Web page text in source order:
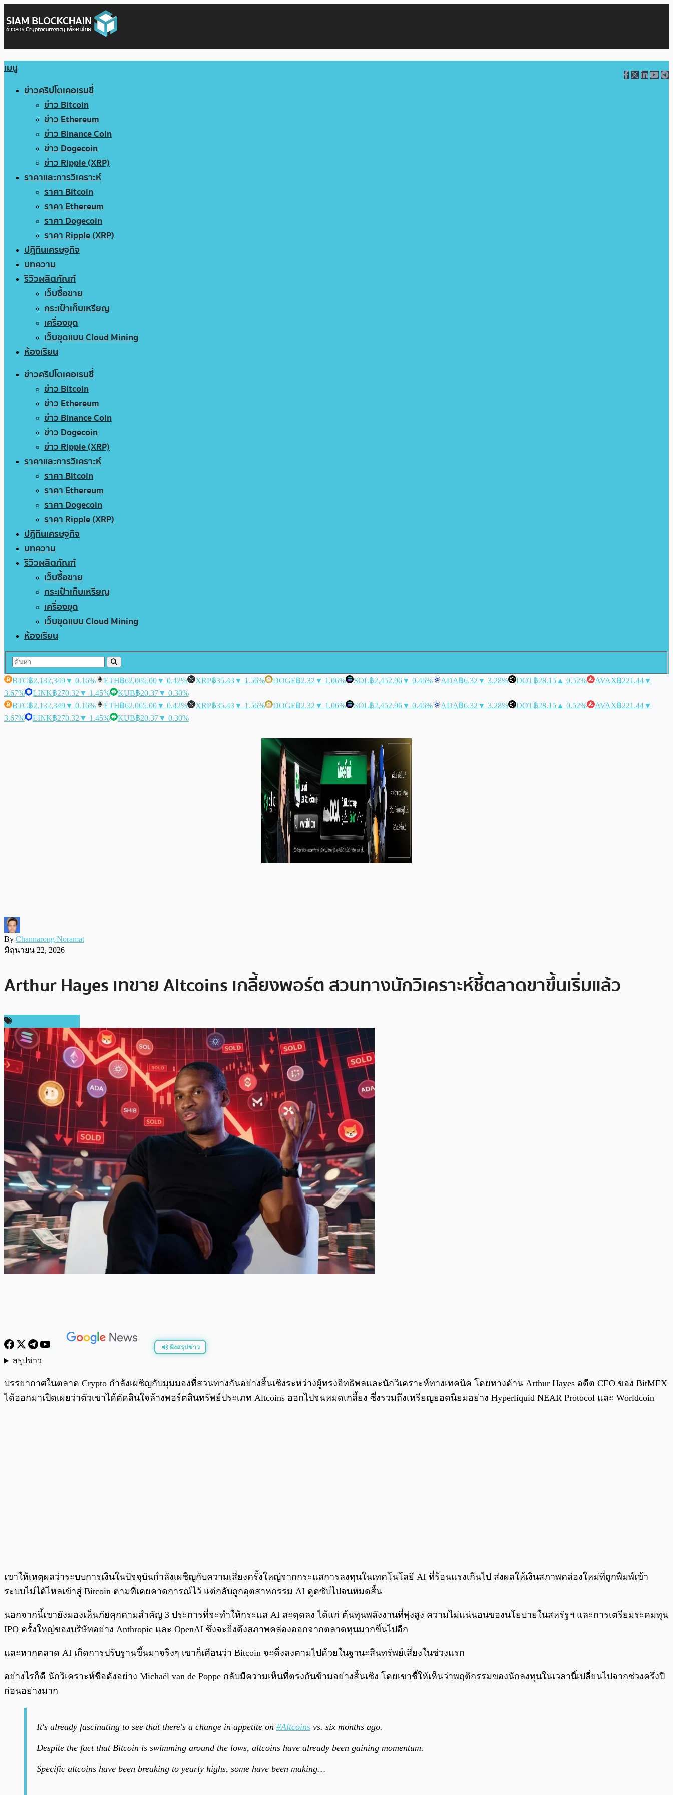
เมนู
ข่าวคริปโตเคอเรนซี่
ข่าว Bitcoin
ข่าว Ethereum
ข่าว Binance Coin
ข่าว Dogecoin
ข่าว Ripple (XRP)
ราคาและการวิเคราะห์
ราคา Bitcoin
ราคา Ethereum
ราคา Dogecoin
ราคา Ripple (XRP)
ปฏิทินเศรษฐกิจ
บทความ
รีวิวผลิตภัณฑ์
เว็บซื้อขาย
กระเป๋าเก็บเหรียญ
เครื่องขุด
เว็บขุดแบบ Cloud Mining
ห้องเรียน
ข่าวคริปโตเคอเรนซี่
ข่าว Bitcoin
ข่าว Ethereum
ข่าว Binance Coin
ข่าว Dogecoin
ข่าว Ripple (XRP)
ราคาและการวิเคราะห์
ราคา Bitcoin
ราคา Ethereum
ราคา Dogecoin
ราคา Ripple (XRP)
ปฏิทินเศรษฐกิจ
บทความ
รีวิวผลิตภัณฑ์
เว็บซื้อขาย
กระเป๋าเก็บเหรียญ
เครื่องขุด
เว็บขุดแบบ Cloud Mining
ห้องเรียน
BTC฿2,132,349▼ 0.16% ETH฿62,065.00▼ 0.42% XRP฿35.43▼ 1.56% DOGE฿2.32 ▼ 1.06% SOL฿2,452.96▼ 0.46% ADA฿6.32 ▼ 3.28% DOT฿28.15 ▲ 0.52% AVAX฿221.44▼
3.67%
LINK฿270.32 ▼ 1.45% KUB฿20.37▼ 0.30%
BTC฿2,132,349▼ 0.16% ETH฿62,065.00▼ 0.42% XRP฿35.43▼ 1.56% DOGE฿2.32 ▼ 1.06% SOL฿2,452.96▼ 0.46% ADA฿6.32 ▼ 3.28% DOT฿28.15 ▲ 0.52% AVAX฿221.44▼
3.67%
LINK฿270.32 ▼ 1.45% KUB฿20.37▼ 0.30%
By Channarong Noramat
มิถุนายน 22, 2026
Arthur Hayes เทขาย Altcoins เกลี้ยงพอร์ต สวนทางนักวิเคราะห์ชี้ตลาดขาขึ้นเริ่มแล้ว
ฟังสรุปข่าว
สรุปข่าว
บรรยากาศในตลาด Crypto กำลังเผชิญกับมุมมองที่สวนทางกันอย่างสิ้นเชิงระหว่างผู้ทรงอิทธิพลและนักวิเคราะห์ทางเทคนิค โดยทางด้าน Arthur Hayes อดีต CEO ของ BitMEX
ได้ออกมาเปิดเผยว่าตัวเขาได้ตัดสินใจล้างพอร์ตสินทรัพย์ประเภท Altcoins ออกไปจนหมดเกลี้ยง ซึ่งรวมถึงเหรียญยอดนิยมอย่าง Hyperliquid NEAR Protocol และ Worldcoin
เขาให้เหตุผลว่าระบบการเงินในปัจจุบันกำลังเผชิญกับความเสี่ยงครั้งใหญ่จากกระแสการลงทุนในเทคโนโลยี AI ที่ร้อนแรงเกินไป ส่งผลให้เงินสภาพคล่องใหม่ที่ถูกพิมพ์เข้า
ระบบไม่ได้ไหลเข้าสู่ Bitcoin ตามที่เคยคาดการณ์ไว้ แต่กลับถูกอุตสาหกรรม AI ดูดซับไปจนหมดสิ้น
นอกจากนี้เขายังมองเห็นภัยคุกคามสำคัญ 3 ประการที่จะทำให้กระแส AI สะดุดลง ได้แก่ ต้นทุนพลังงานที่พุ่งสูง ความไม่แน่นอนของนโยบายในสหรัฐฯ และการเตรียมระดมทุน
IPO ครั้งใหญ่ของบริษัทอย่าง Anthropic และ OpenAI ซึ่งจะยิ่งดึงสภาพคล่องออกจากตลาดทุนมากขึ้นไปอีก
และหากตลาด AI เกิดการปรับฐานขึ้นมาจริงๆ เขาก็เตือนว่า Bitcoin จะดิ่งลงตามไปด้วยในฐานะสินทรัพย์เสี่ยงในช่วงแรก
อย่างไรก็ดี นักวิเคราะห์ชื่อดังอย่าง Michaël van de Poppe กลับมีความเห็นที่ตรงกันข้ามอย่างสิ้นเชิง โดยเขาชี้ให้เห็นว่าพฤติกรรมของนักลงทุนในเวลานี้เปลี่ยนไปจากช่วงครึ่งปี
ก่อนอย่างมาก
It's already fascinating to see that there's a change in appetite on #Altcoins vs. six months ago.
Despite the fact that Bitcoin is swimming around the lows, altcoins have already been gaining momentum.
Specific altcoins have been breaking to yearly highs, some have been making…